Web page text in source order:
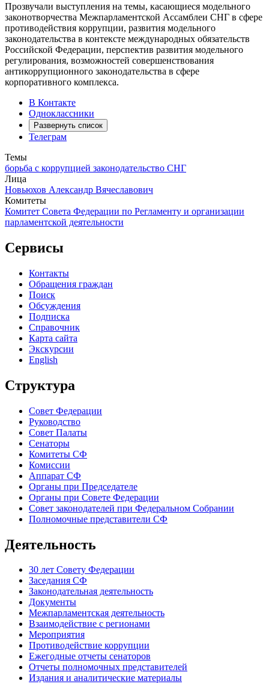
Прозвучали выступления на темы, касающиеся модельного
законотворчества Межпарламентской Ассамблеи СНГ в сфере
противодействия коррупции, развития модельного
законодательства в контексте международных обязательств
Российской Федерации, перспектив развития модельного
регулирования, возможностей совершенствования
антикоррупционного законодательства в сфере
корпоративного комплекса.
В Контакте
Одноклассники
Развернуть список
Телеграм
Темы
борьба с коррупцией законодательство СНГ
Лица
Новьюхов Александр Вячеславович
Комитеты
Комитет Совета Федерации по Регламенту и организации
парламентской деятельности
Сервисы
Контакты
Обращения граждан
Поиск
Обсуждения
Подписка
Справочник
Карта сайта
Экскурсии
English
Структура
Совет Федерации
Руководство
Совет Палаты
Сенаторы
Комитеты СФ
Комиссии
Аппарат СФ
Органы при Председателе
Органы при Совете Федерации
Совет законодателей при Федеральном Собрании
Полномочные представители СФ
Деятельность
30 лет Совету Федерации
Заседания СФ
Законодательная деятельность
Документы
Межпарламентская деятельность
Взаимодействие с регионами
Мероприятия
Противодействие коррупции
Ежегодные отчеты сенаторов
Отчеты полномочных представителей
Издания и аналитические материалы